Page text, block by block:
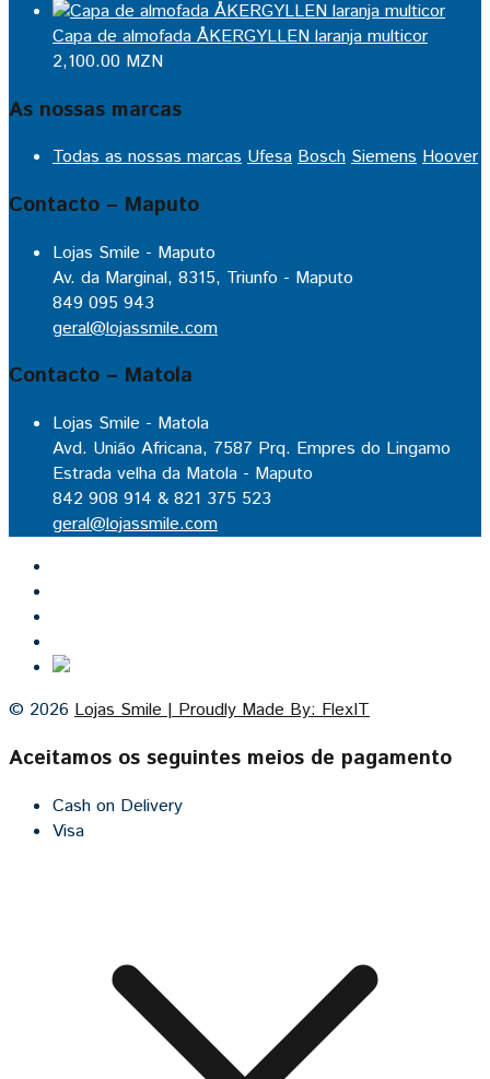
Capa de almofada ÅKERGYLLEN laranja multicor
2,100.00 MZN
As nossas marcas
Todas as nossas marcas Ufesa Bosch Siemens Hoover
Contacto – Maputo
Lojas Smile - Maputo
Av. da Marginal, 8315, Triunfo - Maputo
849 095 943
geral@lojassmile.com
Contacto – Matola
Lojas Smile - Matola
Avd. União Africana, 7587 Prq. Empres do Lingamo
Estrada velha da Matola - Maputo
842 908 914 & 821 375 523
geral@lojassmile.com
© 2026 Lojas Smile | Proudly Made By: FlexIT
Aceitamos os seguintes meios de pagamento
Cash on Delivery
Visa